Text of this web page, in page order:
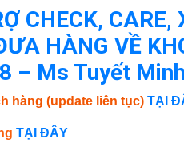
CHECK, CARE,
HÀNG VỀ
– Ms Tuyết Minh
hàng (update liên tục) TẠI
TẠI ĐÂY